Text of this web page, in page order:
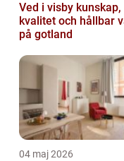
Ved i visby kunskap,
kvalitet och hållbar
på gotland
04 maj 2026